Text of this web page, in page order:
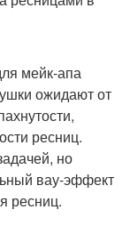
мейк-апа
ожидают от
ресниц.
но
вау-эффект
ресниц.